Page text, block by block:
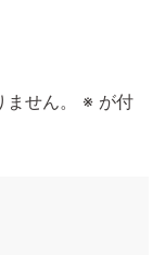
せん。 ※ が付